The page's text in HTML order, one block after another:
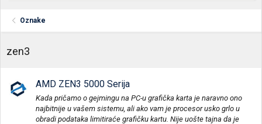
Oznake
zen3
AMD ZEN3 5000 Serija
Kada pričamo o gejmingu na PC-u grafička karta je naravno ono
najbitnije u vašem sistemu, ali ako vam je procesor usko grlo u
obradi podataka limitiraće grafičku kartu. Nije uošte tajna da je